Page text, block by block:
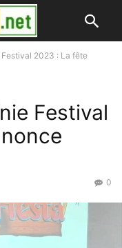
Festival 2023 : La fête
Festival
0